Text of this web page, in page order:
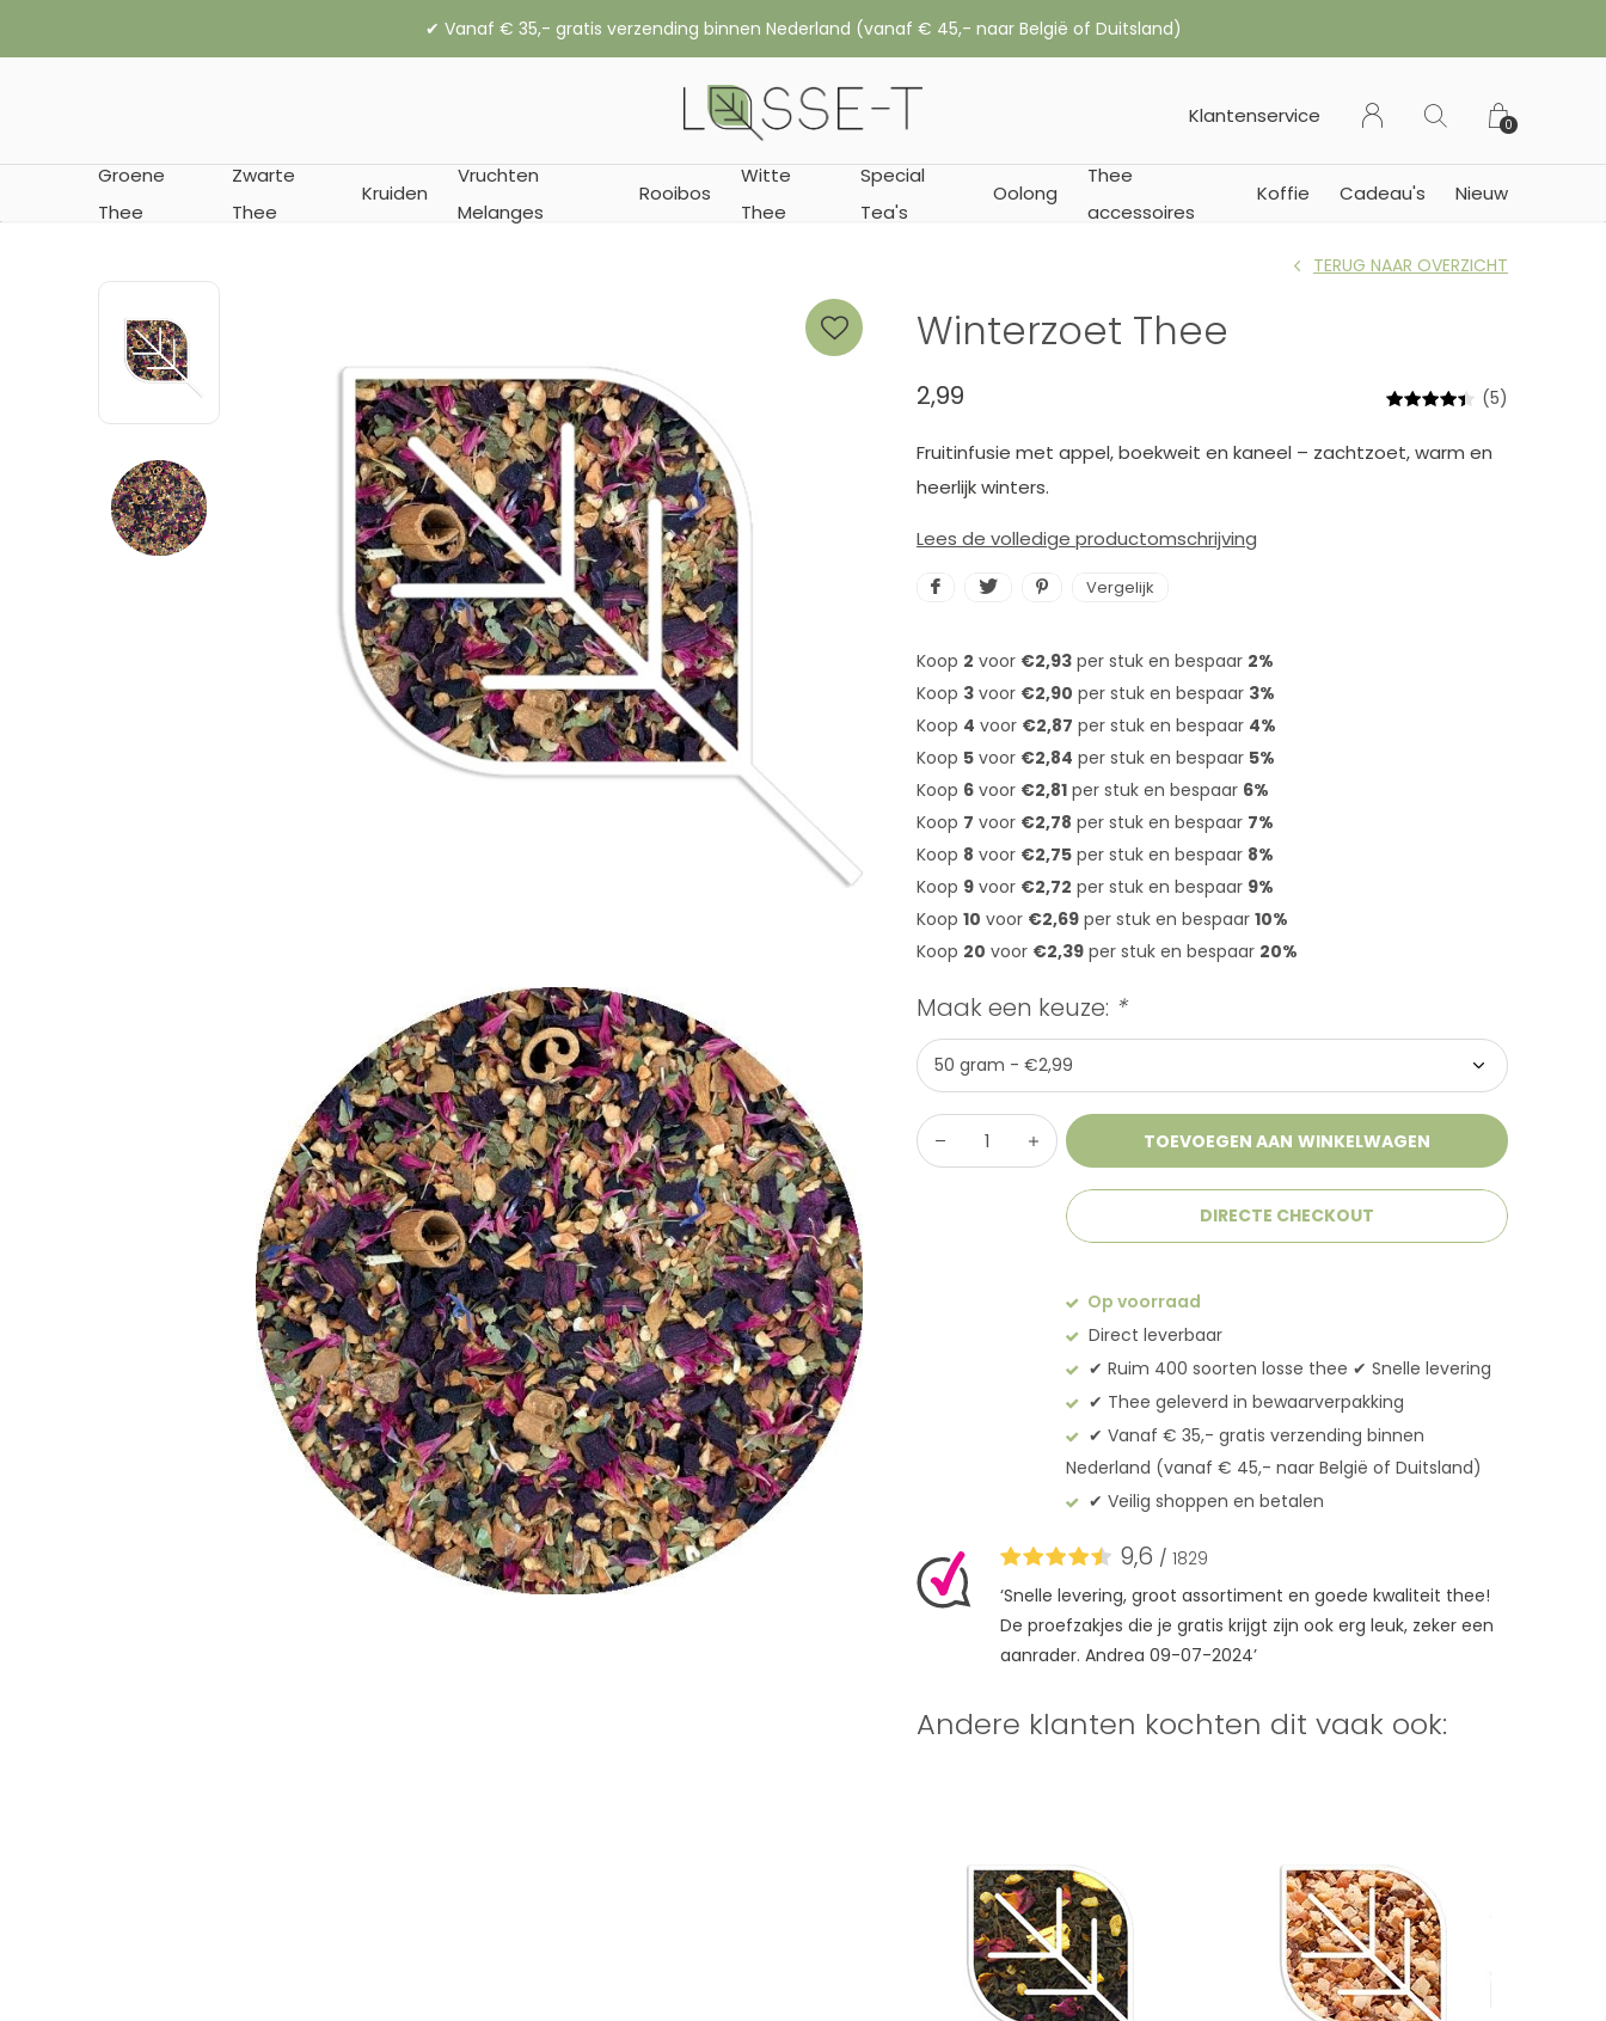
Groene
Thee
Zwarte
Thee
Kruiden
Vruchten
Melanges
Rooibos
Witte
Thee
Special
Tea's
Oolong
Thee
accessoires
Koffie Cadeau's Nieuw
Klantenservice 0
✔︎ Vanaf € 35,- gratis verzending binnen Nederland (vanaf € 45,- naar België of Duitsland)
Winterzoet Thee
TERUG NAAR OVERZICHT
2,99 (5)
Fruitinfusie met appel, boekweit en kaneel – zachtzoet, warm en
heerlijk winters.
Lees de volledige productomschrijving
Vergelijk
Koop 2 voor €2,93 per stuk en bespaar 2%
Koop 3 voor €2,90 per stuk en bespaar 3%
Koop 4 voor €2,87 per stuk en bespaar 4%
Koop 5 voor €2,84 per stuk en bespaar 5%
Koop 6 voor €2,81 per stuk en bespaar 6%
Koop 7 voor €2,78 per stuk en bespaar 7%
Koop 8 voor €2,75 per stuk en bespaar 8%
Koop 9 voor €2,72 per stuk en bespaar 9%
Koop 10 voor €2,69 per stuk en bespaar 10%
Koop 20 voor €2,39 per stuk en bespaar 20%
Maak een keuze: *
TOEVOEGEN AAN WINKELWAGEN
DIRECTE CHECKOUT
Op voorraad
Direct leverbaar
✔︎ Ruim 400 soorten losse thee ✔︎ Snelle levering
✔︎ Thee geleverd in bewaarverpakking
✔︎ Vanaf € 35,- gratis verzending binnen
Nederland (vanaf € 45,- naar België of Duitsland)
✔︎ Veilig shoppen en betalen
9,6 / 1829
‘Snelle levering, groot assortiment en goede kwaliteit thee!
De proefzakjes die je gratis krijgt zijn ook erg leuk, zeker een
aanrader. Andrea 09-07-2024’
Andere klanten kochten dit vaak ook: